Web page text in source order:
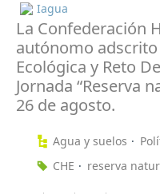
Iagua
La Confederación
autónomo
Ecológica y Reto
Jornada “Reserva
26 de agosto.
Agua y suelos
CHE
reserva